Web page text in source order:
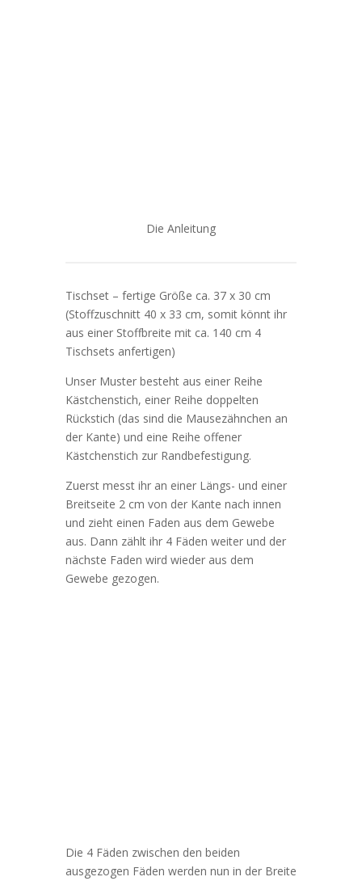
Die Anleitung
Tischset – fertige Größe ca. 37 x 30 cm
(Stoffzuschnitt 40 x 33 cm, somit könnt ihr
aus einer Stoffbreite mit ca. 140 cm 4
Tischsets anfertigen)
Unser Muster besteht aus einer Reihe
Kästchenstich, einer Reihe doppelten
Rückstich (das sind die Mausezähnchen an
der Kante) und eine Reihe offener
Kästchenstich zur Randbefestigung.
Zuerst messt ihr an einer Längs- und einer
Breitseite 2 cm von der Kante nach innen
und zieht einen Faden aus dem Gewebe
aus. Dann zählt ihr 4 Fäden weiter und der
nächste Faden wird wieder aus dem
Gewebe gezogen.
Die 4 Fäden zwischen den beiden
ausgezogen Fäden werden nun in der Breite